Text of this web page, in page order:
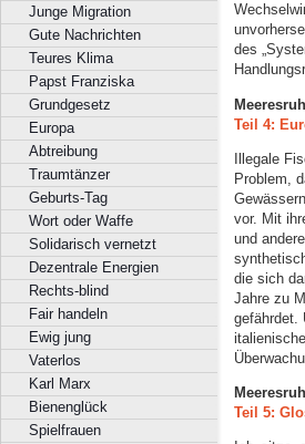
Junge Migration
Gute Nachrichten
Teures Klima
Papst Franziska
Grundgesetz
Europa
Abtreibung
Traumtänzer
Geburts-Tag
Wort oder Waffe
Solidarisch vernetzt
Dezentrale Energien
Rechts-blind
Fair handeln
Ewig jung
Vaterlos
Karl Marx
Bienenglück
Spielfrauen
des
Teil 4:
Illegale
Problem,
vor. Mit
und
die sich
Jahre zu
gefährdet.
Teil 5: